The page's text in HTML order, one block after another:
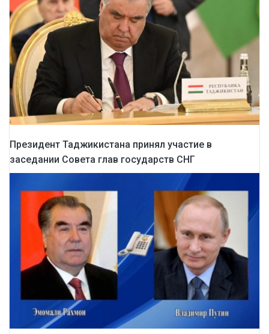
Президент Таджикистана принял участие в
заседании Совета глав государств СНГ